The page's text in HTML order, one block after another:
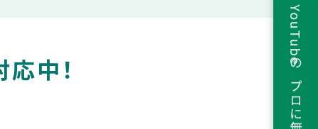
中！ YouTubeのプロに無料相談